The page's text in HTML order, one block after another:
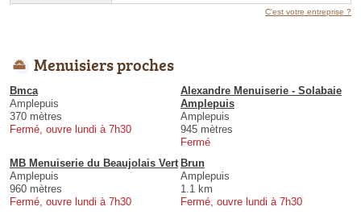
C'est votre entreprise ?
Menuisiers proches
Bmca
Amplepuis
370 mètres
Fermé, ouvre lundi à 7h30
Alexandre Menuiserie - Solabaie
Amplepuis
Amplepuis
945 mètres
Fermé
MB Menuiserie du Beaujolais Vert
Amplepuis
960 mètres
Fermé, ouvre lundi à 7h30
Brun
Amplepuis
1.1 km
Fermé, ouvre lundi à 7h30